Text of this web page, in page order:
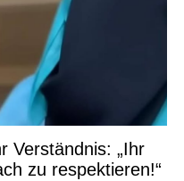
Verständnis: „Ihr
zu respektieren!“